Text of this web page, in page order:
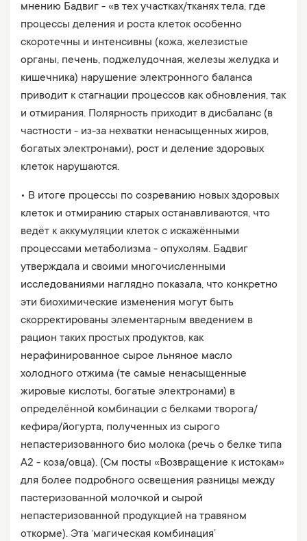
мнению Бадвиг - «в тех участках/тканях тела, где
процессы деления и роста клеток особенно
скоротечны и интенсивны (кожа, железистые
органы, печень, поджелудочная, железы желудка и
кишечника) нарушение электронного баланса
приводит к стагнации процессов как обновления, так
и отмирания. Полярность приходит в дисбаланс (в
частности - из-за нехватки ненасыщенных жиров,
богатых электронами), рост и деление здоровых
клеток нарушаются.
• В итоге процессы по созреванию новых здоровых
клеток и отмиранию старых останавливаются, что
ведёт к аккумуляции клеток с искажёнными
процессами метаболизма - опухолям. Бадвиг
утверждала и своими многочисленными
исследованиями наглядно показала, что конкретно
эти биохимические изменения могут быть
скорректированы элементарным введением в
рацион таких простых продуктов, как
нерафинированное сырое льняное масло
холодного отжима (те самые ненасыщенные
жировые кислоты, богатые электронами) в
определённой комбинации с белками творога/
кефира/йогурта, полученных из сырого
непастеризованного био молока (речь о белке типа
А2 - коза/овца). (См посты «Возвращение к истокам»
для более подробного освещения разницы между
пастеризованной молочкой и сырой
непастеризованной продукцией на травяном
откорме). Эта ‘магическая комбинация’